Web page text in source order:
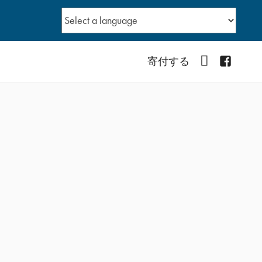
寄付する YouTube